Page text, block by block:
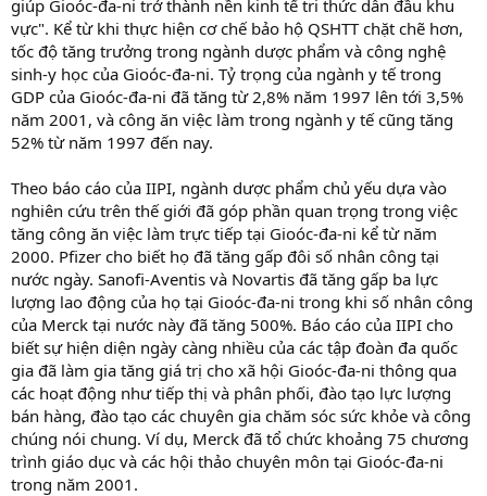
giúp Gioóc-đa-ni trở thành nền kinh tế tri thức dẫn đầu khu
vực". Kể từ khi thực hiện cơ chế bảo hộ QSHTT chặt chẽ hơn,
tốc độ tăng trưởng trong ngành dược phẩm và công nghệ
sinh-y học của Gioóc-đa-ni. Tỷ trọng của ngành y tế trong
GDP của Gioóc-đa-ni đã tăng từ 2,8% năm 1997 lên tới 3,5%
năm 2001, và công ăn việc làm trong ngành y tế cũng tăng
52% từ năm 1997 đến nay.
Theo báo cáo của IIPI, ngành dược phẩm chủ yếu dựa vào
nghiên cứu trên thế giới đã góp phần quan trọng trong việc
tăng công ăn việc làm trực tiếp tại Gioóc-đa-ni kể từ năm
2000. Pfizer cho biết họ đã tăng gấp đôi số nhân công tại
nước ngày. Sanofi-Aventis và Novartis đã tăng gấp ba lực
lượng lao động của họ tại Gioóc-đa-ni trong khi số nhân công
của Merck tại nước này đã tăng 500%. Báo cáo của IIPI cho
biết sự hiện diện ngày càng nhiều của các tập đoàn đa quốc
gia đã làm gia tăng giá trị cho xã hội Gioóc-đa-ni thông qua
các hoạt động như tiếp thị và phân phối, đào tạo lực lượng
bán hàng, đào tạo các chuyên gia chăm sóc sức khỏe và công
chúng nói chung. Ví dụ, Merck đã tổ chức khoảng 75 chương
trình giáo dục và các hội thảo chuyên môn tại Gioóc-đa-ni
trong năm 2001.